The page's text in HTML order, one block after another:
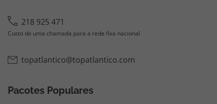
218 925 471
Custo de uma chamada para a rede fixa nacional
topatlantico@topatlantico.com
Pacotes Populares